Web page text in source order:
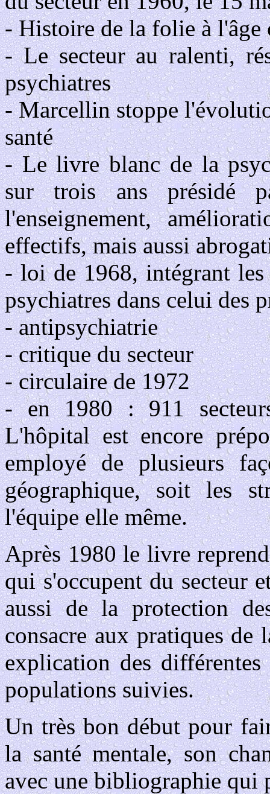
- Histoire de la folie à l'âge
- Le secteur au ralenti,
psychiatres
- Marcellin stoppe
santé
- Le livre blanc de la
sur trois ans présidé
l'enseignement,
effectifs, mais aussi
- loi de 1968, intégrant
psychiatres dans celui des
- antipsychiatrie
- critique du secteur
- circulaire de 1972
- en 1980 : 911
L'hôpital est encore
employé de plusieurs
géographique, soit les
l'équipe elle même.
Après 1980 le livre
qui s'occupent du secteur
aussi de la protection
consacre aux pratiques de
explication des
populations suivies.
Un très bon début pour
la santé mentale, son
avec une bibliographie qui